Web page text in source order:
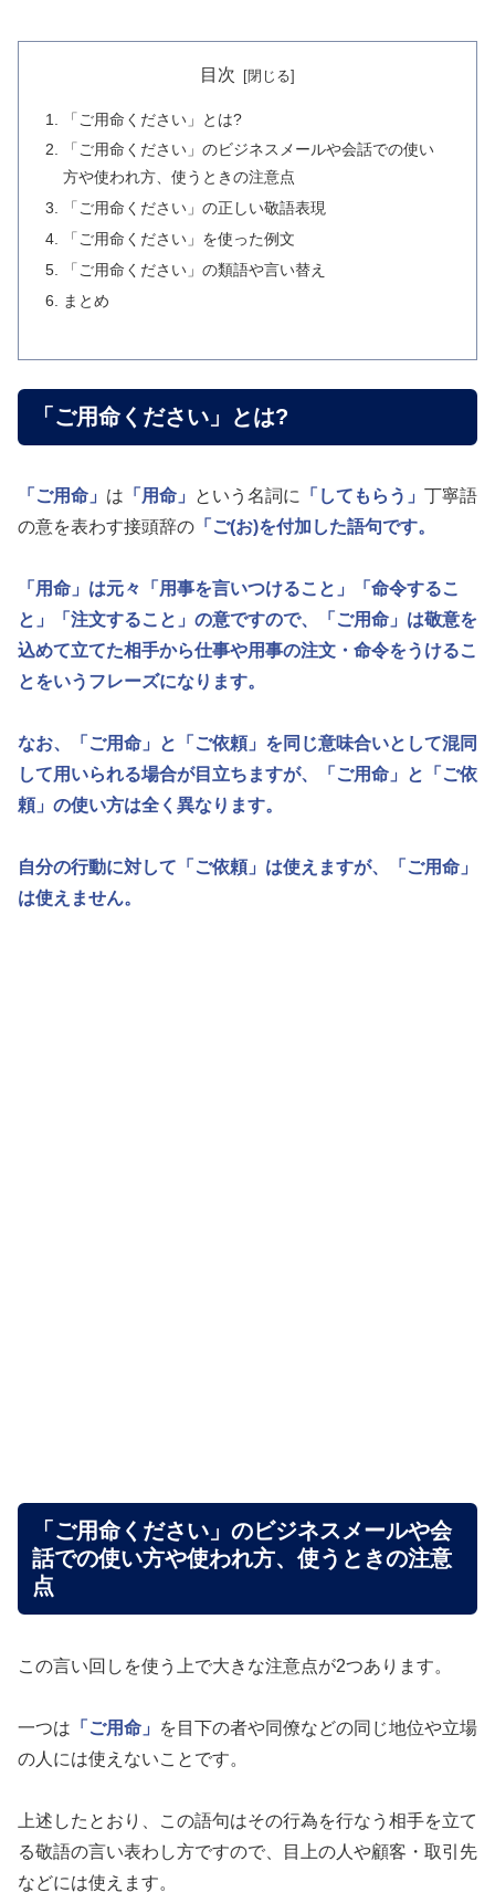
目次
「ご用命ください」とは?
「ご用命ください」のビジネスメールや会話での使い
方や使われ方、使うときの注意点
「ご用命ください」の正しい敬語表現
「ご用命ください」を使った例文
「ご用命ください」の類語や言い替え
まとめ
「ご用命ください」とは?
「ご用命」 は 「用命」 という名詞に 「してもらう」 丁寧語
の意を表わす接頭辞の 「ご(お)を付加した語句です。
「用命」 は元々 「用事を言いつけること」
「命令するこ
と」
「注文すること」 の意ですので、 「ご用命」 は敬意を
込めて立てた相手から仕事や用事の注文・命令をうけるこ
とをいうフレーズになります。
なお、 「ご用命」 と 「ご依頼」 を同じ意味合いとして混同
して用いられる場合が目立ちますが、
「ご用命」 と
「ご依
頼」 の使い方は全く異なります。
自分の行動に対して 「ご依頼」 は使えますが、
「ご用命」
は使えません。
「ご用命ください」のビジネスメールや会
話での使い方や使われ方、使うときの注意
点
この言い回しを使う上で大きな注意点が2つあります。
一つは 「ご用命」
を目下の者や同僚などの同じ地位や立場
の人には使えないことです。
上述したとおり、この語句はその行為を行なう相手を立て
る敬語の言い表わし方ですので、目上の人や顧客・取引先
などには使えます。